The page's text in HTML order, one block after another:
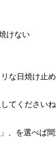
けない
な日焼け止
てください
、 を選べば